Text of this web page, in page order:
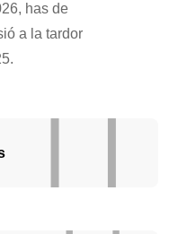
has de
a la tardor